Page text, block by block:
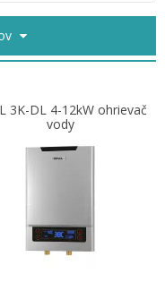
3K-DL 4-12kW ohrievač
vody